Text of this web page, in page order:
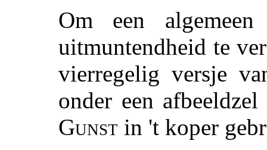
Om een
uitmuntendheid te
vierregelig versje
onder een
Gunst in 't koper